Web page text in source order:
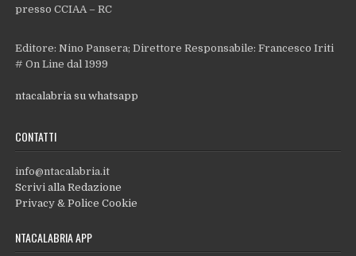
presso CCIAA – RC
Editore: Nino Pansera; Direttore Responsabile: Francesco Iriti
# On Line dal 1999
ntacalabria su whatsapp
CONTATTI
info@ntacalabria.it
Scrivi alla Redazione
Privacy & Police Cookie
NTACALABRIA APP